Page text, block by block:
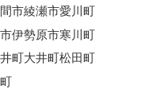
市綾瀬市愛川町
伊勢原市寒川町
町大井町松田町